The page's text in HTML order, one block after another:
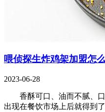
喂侦探生炸鸡架加盟怎
2023-06-28
香酥可口、油而不腻、口
出现在餐饮市场上后就得到